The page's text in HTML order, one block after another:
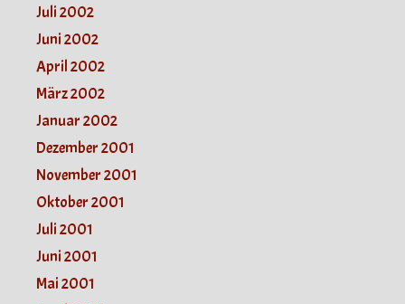
Juli 2002
Juni 2002
April 2002
März 2002
Januar 2002
Dezember 2001
November 2001
Oktober 2001
Juli 2001
Juni 2001
Mai 2001